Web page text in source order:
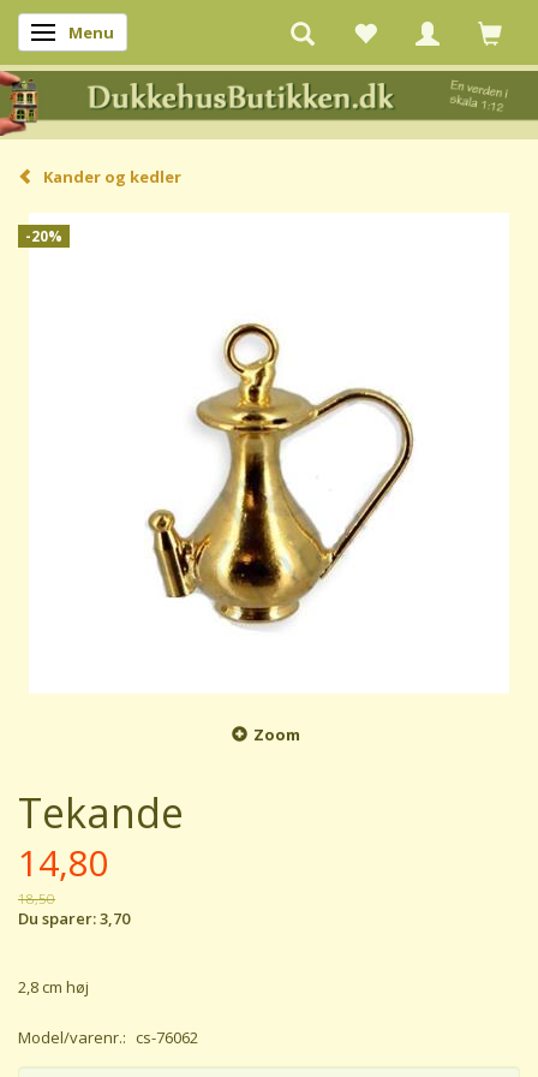
Skifte navigation
Menu
Kander og kedler
-20%
Zoom
Tekande
14,80
18,50
Du sparer:3,70
2,8 cm høj
Model/varenr.: cs-76062